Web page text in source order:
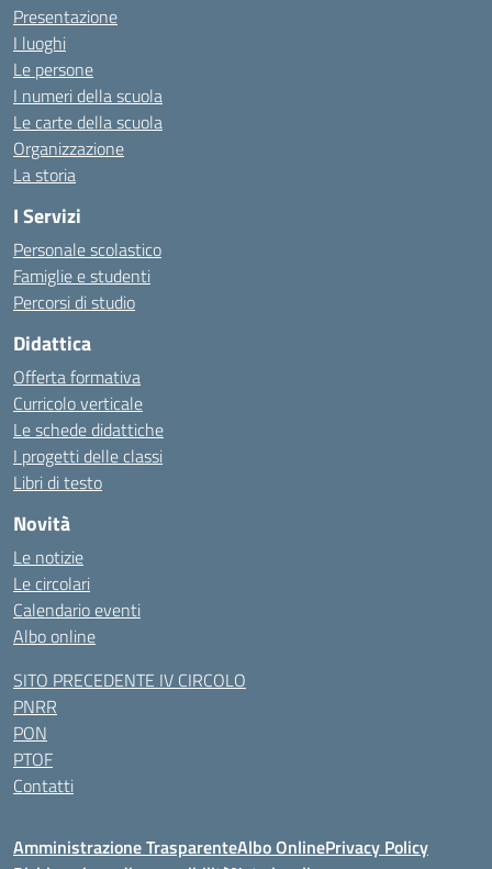
Presentazione
I luoghi
Le persone
I numeri della scuola
Le carte della scuola
Organizzazione
La storia
I Servizi
Personale scolastico
Famiglie e studenti
Percorsi di studio
Didattica
Offerta formativa
Curricolo verticale
Le schede didattiche
I progetti delle classi
Libri di testo
Novità
Le notizie
Le circolari
Calendario eventi
Albo online
SITO PRECEDENTE IV CIRCOLO
PNRR
PON
PTOF
Contatti
Amministrazione TrasparenteAlbo OnlinePrivacy Policy